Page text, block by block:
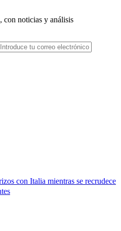
con noticias y análisis
con Italia mientras se recrudece